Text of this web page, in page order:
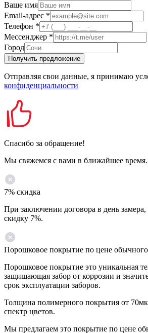
Ваше имя
Email-адрес *
Телефон *
Мессенджер *
Город
Получить предложение
Отправляя свои данные, я принимаю
конфиденциальности
Спасибо за обращение!
Мы свяжемся с вами в ближайшее время.
7% скидка
При заключении договора в день
скидку 7%.
Порошковое покрытие по цене
Порошковое покрытие это уникальная
защищающая забор от коррозии и
срок эксплуатации заборов.
Толщина полимерного покрытия от
спектр цветов.
Мы предлагаем это покрытие по цене